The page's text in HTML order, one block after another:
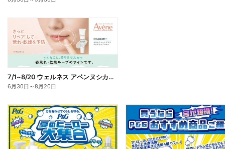
7/1~8/20 ウェルネス アベンヌシカリップ予約
6月30日 ～8月20日